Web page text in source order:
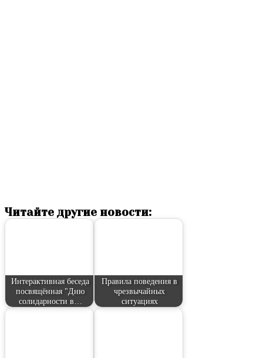
Читайте другие новости:
Интерактивная беседа
посвящённая "Дню
солидарности в…
Правила поведения в
чрезвычайных
ситуациях